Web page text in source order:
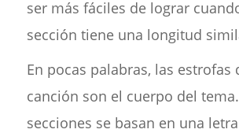
ser más fáciles de lograr
sección tiene una longitud
En pocas palabras, las estrofas
canción son el cuerpo del
secciones se basan en una